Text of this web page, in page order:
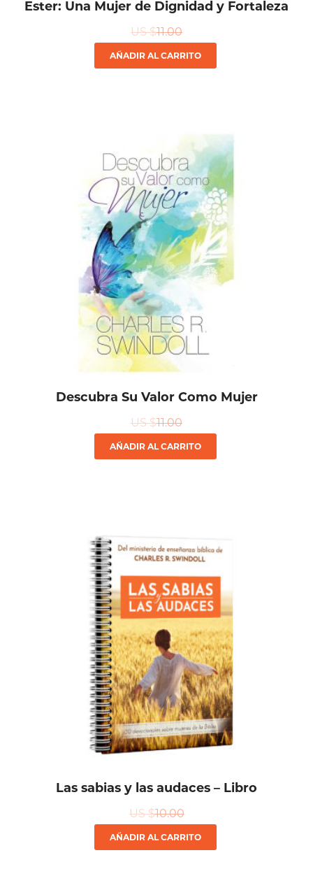
Ester: Una Mujer de Dignidad y Fortaleza
US $11.00
AÑADIR AL CARRITO
Descubra Su Valor Como Mujer
US $11.00
AÑADIR AL CARRITO
Las sabias y las audaces – Libro
US $10.00
AÑADIR AL CARRITO